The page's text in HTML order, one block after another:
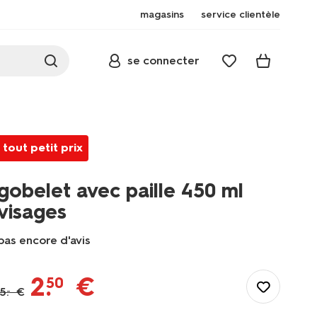
magasins service clientèle
se connecter
tout petit prix
avec paille 450 ml
encore d'avis
cuisiner/manger/vaisselle-
5.– € 2.
50 €